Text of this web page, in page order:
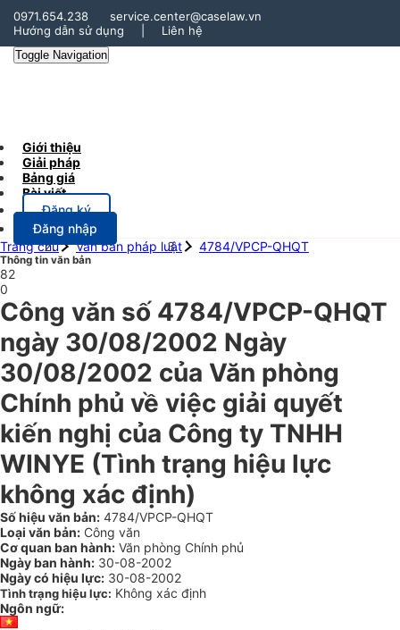
0971.654.238
service.center@caselaw.vn
Hướng dẫn sử dụng
Liên hệ
Toggle Navigation
Giới thiệu
Giải pháp
Bảng giá
Bài viết
Đăng ký
Đăng nhập
Trang chủ
Văn bản pháp luật 4784/VPCP-QHQT
Thông tin văn bản
82
0
Công văn số 4784/VPCP-QHQT
ngày 30/08/2002 Ngày
30/08/2002 của Văn phòng
Chính phủ về việc giải quyết
kiến nghị của Công ty TNHH
WINYE (Tình trạng hiệu lực
không xác định)
Số hiệu văn bản: 4784/VPCP-QHQT
Loại văn bản: Công văn
Cơ quan ban hành: Văn phòng Chính phủ
Ngày ban hành: 30-08-2002
Ngày có hiệu lực: 30-08-2002
Tình trạng hiệu lực: Không xác định
Ngôn ngữ: